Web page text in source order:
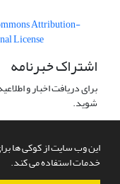
این وب سایت از کوکی ها
خدمات استفاده می کند.
Attribution-
License
اشتراک خبرنامه
برای دریافت اخبار و
شوید.